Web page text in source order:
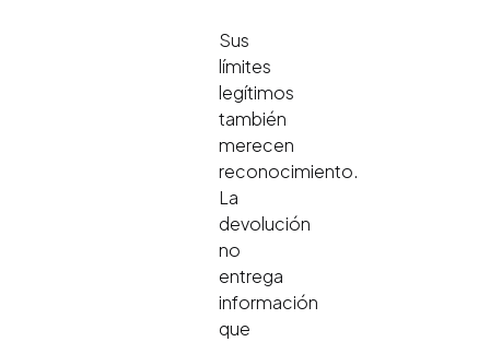
Sus
límites
legítimos
también
merecen
reconocimiento.
La
devolución
no
entrega
información
que